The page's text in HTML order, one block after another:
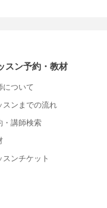
スン予約・教材
について
スンまでの流れ
・講師検索
スンチケット